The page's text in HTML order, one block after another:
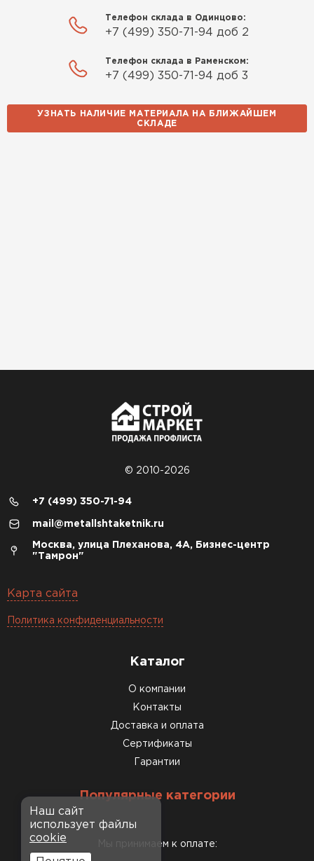
Телефон склада в Одинцово:
+7 (499) 350-71-94 доб 2
Телефон склада в Раменском:
+7 (499) 350-71-94 доб 3
УЗНАТЬ НАЛИЧИЕ МАТЕРИАЛА НА БЛИЖАЙШЕМ
СКЛАДЕ
© 2010-2026
+7 (499) 350-71-94
mail@metallshtaketnik.ru
Москва, улица Плеханова, 4А, Бизнес-центр
"Тамрон"
Карта сайта
Политика конфиденциальности
Каталог
О компании
Контакты
Доставка и оплата
Сертификаты
Гарантии
Популярные категории
Мы принимаем к оплате:
Наш сайт
использует файлы
cookie